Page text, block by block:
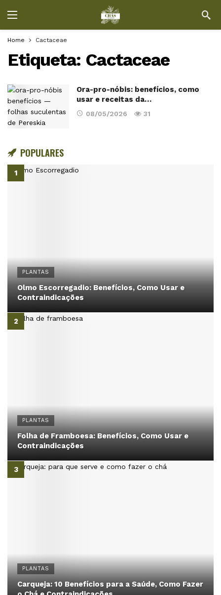
Home Cactaceae
Etiqueta: Cactaceae
Ora-pro-nóbis: benefícios, como
usar e receitas da…
08/05/2026 31
POPULARES
PLANTAS
Olmo Escorregadio: Benefícios, Como Usar e
Contraindicações
PLANTAS
Folha de Framboesa: Benefícios, Como Usar e
Contraindicações
PLANTAS
Carqueja: 10 Benefícios para a Saúde, Como Fazer